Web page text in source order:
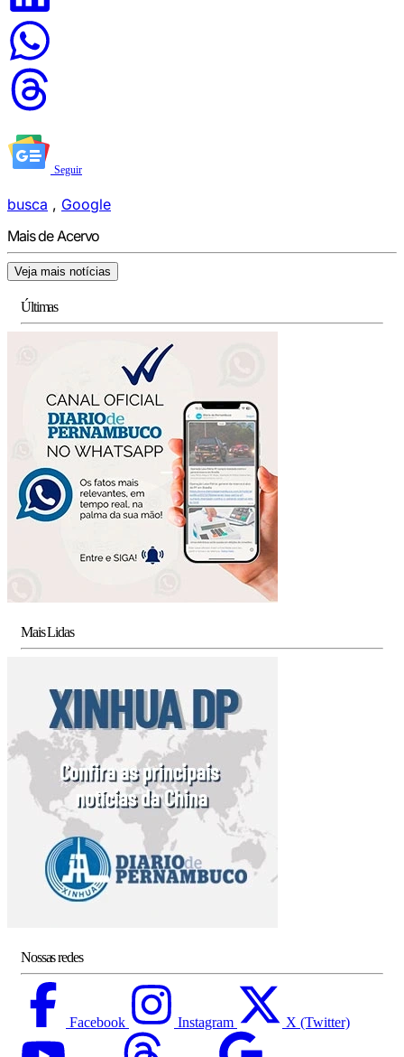
Seguir
busca , Google
Mais de Acervo
Veja mais notícias
Últimas
Mais Lidas
Nossas redes
Facebook Instagram X (Twitter)